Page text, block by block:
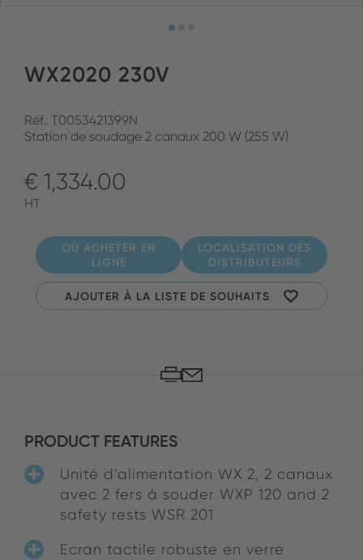
WX2020 230V
Réf.: T0053421399N
Station de soudage 2 canaux 200 W (255 W)
€ 1,334.00
HT
OÙ ACHETER EN
LIGNE
LOCALISATION DES
DISTRIBUTEURS
AJOUTER À LA LISTE DE SOUHAITS
PRODUCT FEATURES
Unité d’alimentation WX 2, 2 canaux
avec 2 fers à souder WXP 120 and 2
safety rests WSR 201
Ecran tactile robuste en verre